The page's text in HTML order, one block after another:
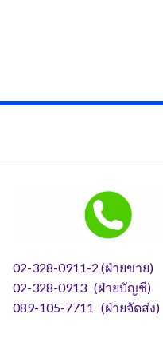
02-328-0911-2 (ฝ่ายขาย)
02-328-0913 (ฝ่ายบัญชี)
089-105-7711 (ฝ่ายจัดส่ง)